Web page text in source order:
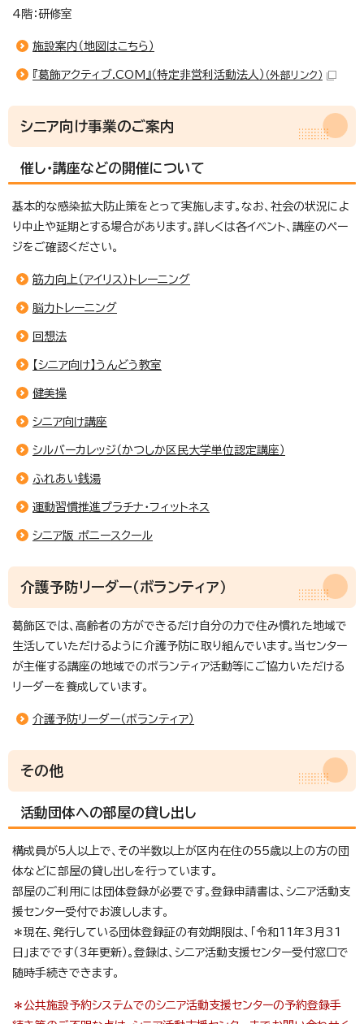
4階：研修室
施設案内（地図はこちら）
『葛飾アクティブ.COM』（特定非営利活動法人） （外部リンク）
シニア向け事業のご案内
催し・講座などの開催について
基本的な感染拡大防止策をとって実施します。なお、社会の状況によ
り中止や延期とする場合があります。詳しくは各イベント、講座のペー
ジをご確認ください。
筋力向上（アイリス）トレーニング
脳力トレーニング
回想法
【シニア向け】うんどう教室
健美操
シニア向け講座
シルバーカレッジ（かつしか区民大学単位認定講座）
ふれあい銭湯
運動習慣推進プラチナ・フィットネス
シニア版 ポニースクール
介護予防リーダー（ボランティア）
葛飾区では、高齢者の方ができるだけ自分の力で住み慣れた地域で
生活していただけるように介護予防に取り組んでいます。当センター
が主催する講座の地域でのボランティア活動等にご協力いただける
リーダーを養成しています。
介護予防リーダー（ボランティア）
その他
活動団体への部屋の貸し出し
構成員が5人以上で、その半数以上が区内在住の55歳以上の方の団
体などに部屋の貸し出しを行っています。
部屋のご利用には団体登録が必要です。登録申請書は、シニア活動支
援センター受付でお渡しします。
＊現在、発行している団体登録証の有効期限は、「令和11年3月31
日」までです（3年更新）。登録は、シニア活動支援センター受付窓口で
随時手続きできます。
＊公共施設予約システムでのシニア活動支援センターの予約登録手